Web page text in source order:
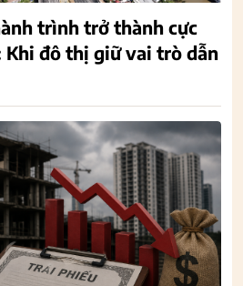
trình trở thành cực
đô thị giữ vai trò dẫn